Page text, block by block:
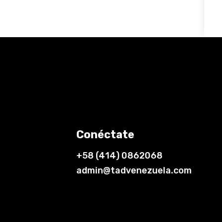
Conéctate
+58 (414) 0862068
admin@tadvenezuela.com